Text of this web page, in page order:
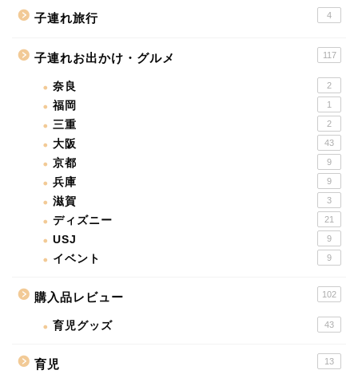
子連れ旅行 4
子連れお出かけ・グルメ 117
奈良 2
福岡 1
三重 2
大阪 43
京都 9
兵庫 9
滋賀 3
ディズニー 21
USJ 9
イベント 9
購入品レビュー 102
育児グッズ 43
育児 13